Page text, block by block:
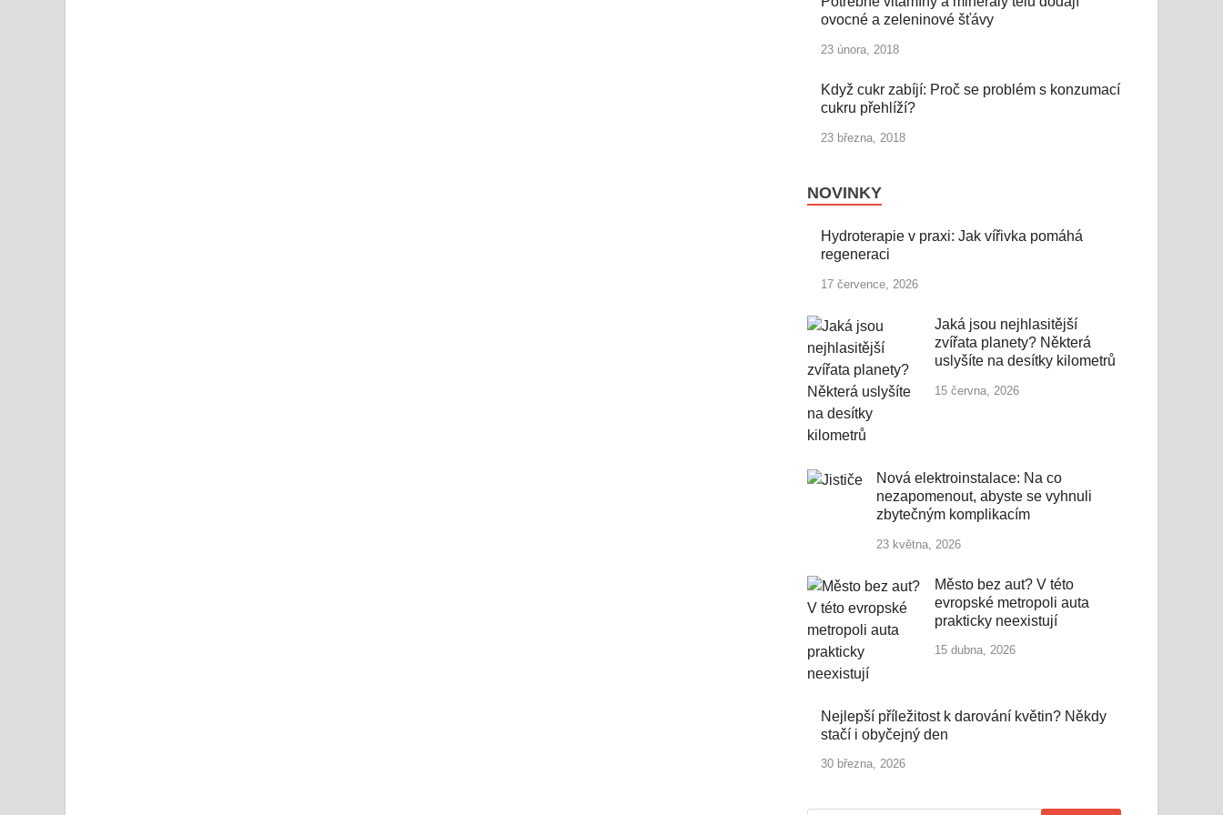
ovocné a zeleninové šťávy
23 února, 2018
Když cukr zabíjí: Proč se problém s konzumací
cukru přehlíží?
23 března, 2018
NOVINKY
Hydroterapie v praxi: Jak vířivka pomáhá
regeneraci
17 července, 2026
Jaká jsou nejhlasitější
zvířata planety? Některá
uslyšíte na desítky kilometrů
15 června, 2026
Nová elektroinstalace: Na co
nezapomenout, abyste se vyhnuli
zbytečným komplikacím
23 května, 2026
Město bez aut? V této
evropské metropoli auta
prakticky neexistují
15 dubna, 2026
Nejlepší příležitost k darování květin? Někdy
stačí i obyčejný den
30 března, 2026